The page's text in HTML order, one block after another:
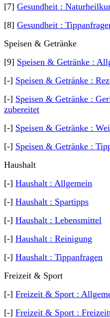
[7] Gesundheit :
[8] Gesundheit :
Speisen & Getränke
[9] Speisen & Getränke :
[-] Speisen & Getränke :
[-] Speisen & Getränke :
zubereitet
[-] Speisen & Getränke :
[-] Speisen & Getränke :
Haushalt
[-] Haushalt : Allgemein
[-] Haushalt : Spartipps
[-] Haushalt : Lebensmittel
[-] Haushalt : Reinigung
[-] Haushalt : Tippanfragen
Freizeit & Sport
[-] Freizeit & Sport :
[-] Freizeit & Sport :